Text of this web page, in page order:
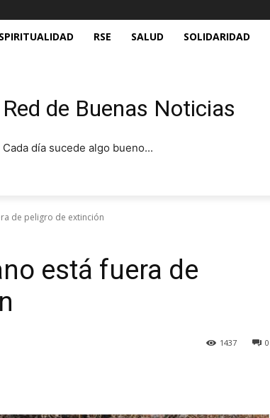
RSE SALUD SOLIDARIDAD
Red de Buenas Noticias
Cada día sucede algo bueno...
de peligro de extinción
está fuera de
0
1437